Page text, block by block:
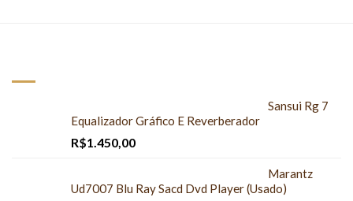
Sansui Rg 7
Equalizador Gráfico E Reverberador
R$1.450,00
Marantz
Ud7007 Blu Ray Sacd Dvd Player (Usado)